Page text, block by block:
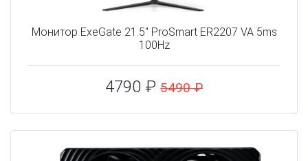
Монитор ExeGate 21.5" ProSmart ER2207 VA 5ms
100Hz
4790 ₽ 5490 ₽